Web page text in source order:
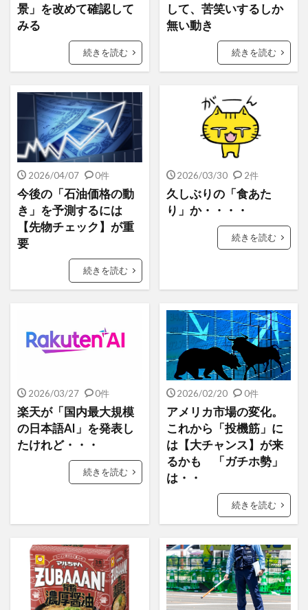
景」を改めて確認して
みる
続きを読む
して、苦笑いするしか
無い動き
続きを読む
2026/04/07 0件
今後の「石油価格の動
き」を予測するには
【先物チェック】が重
要
続きを読む
2026/03/30 2件
久しぶりの「食あた
り」か・・・・
続きを読む
2026/03/27 0件
楽天が「国内最大規模
の日本語AI」を発表し
たけれど・・・
続きを読む
2026/02/20 0件
アメリカ市場の変化。
これから「投機筋」に
は【大チャンス】が来
るかも 「ガチホ勢」
は・・
続きを読む